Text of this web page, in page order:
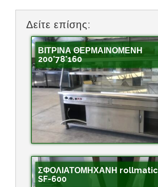
Δείτε επίσης:
ΒΙΤΡΙΝΑ ΘΕΡΜΑΙΝΟΜΕΝΗ
200*78*160
ΣΦΟΛΙΑΤΟΜΗΧΑΝΗ rollmatic
SF-600